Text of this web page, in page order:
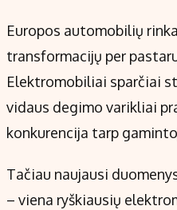
Europos automobilių
transformacijų per
Elektromobiliai sparčiai
vidaus degimo varikliai
konkurencija tarp
Tačiau naujausi
– viena ryškiausių